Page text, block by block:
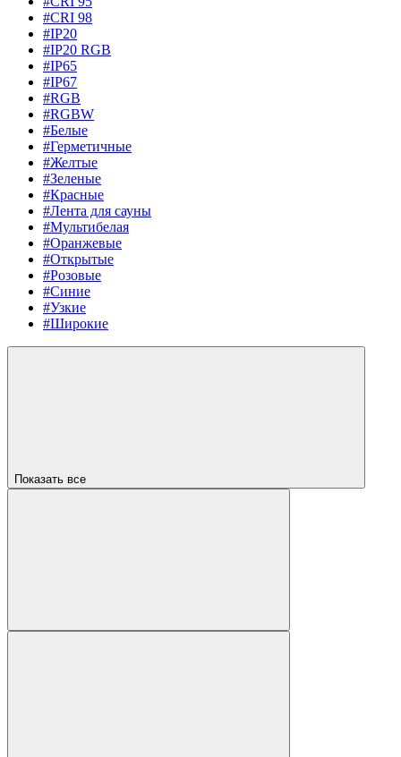
#CRI 98
#IP20
#IP20 RGB
#IP65
#IP67
#RGB
#RGBW
#Белые
#Герметичные
#Желтые
#Зеленые
#Красные
#Лента для сауны
#Мультибелая
#Оранжевые
#Открытые
#Розовые
#Синие
#Узкие
#Широкие
Показать все